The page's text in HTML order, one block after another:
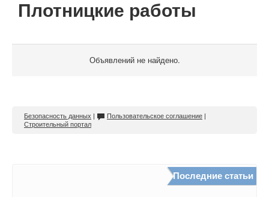
Плотницкие работы
Объявлений не найдено.
Безопасность данных | Пользовательское соглашение |
Строительный портал
Последние статьи